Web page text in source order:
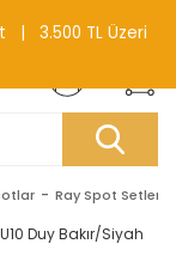
Ray Spot Setleri
| 3.500 TL Üzeri